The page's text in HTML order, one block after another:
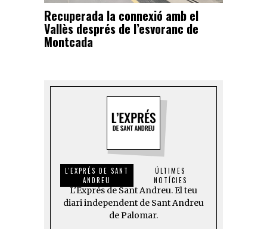
Recuperada la connexió amb el
Vallès després de l’esvoranc de
Montcada
L'EXPRÉS DE SANT
ANDREU
ÚLTIMES
NOTÍCIES
L'Exprés de Sant Andreu. El teu
diari independent de Sant Andreu
de Palomar.